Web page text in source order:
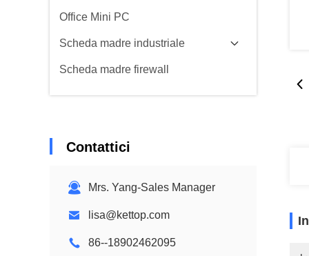
Office Mini PC
Scheda madre industriale
Scheda madre firewall
Contattici
Mrs. Yang-Sales Manager
lisa@kettop.com
86--18902462095